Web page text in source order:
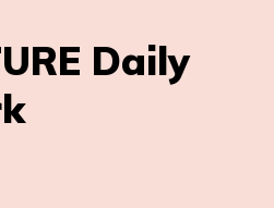
Daily